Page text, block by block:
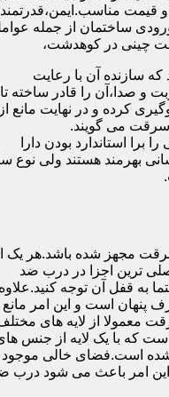
از 9 سال سابقه.کیفیت بالا و
ساختمان از جمله
سازنده آن با رعایت
و صدا،آن را قادر ساخته تا
کرده و در نهایت مانع از
سرقت می گویند.
استاندارد بودن دارا
بهرمند هستند ولی نوع
مجهز شده باشد.هر یک
ترین اجزا در درب ضد
قفل آن توجه کنید.علاوه
پنهان است و این امر مانع
معمولا از لایه های
که با یک لایه از جنس
است.فضای خالی موجود
امر باعث می شود درب